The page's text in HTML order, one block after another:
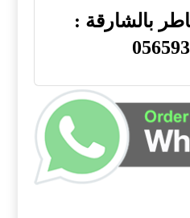
بالشارقة :